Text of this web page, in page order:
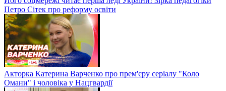
Петро Сітек про реформу освіти
Акторка Катерина Варченко про прем'єру серіалу "Коло
Омани" і чоловіка у Нацгвардії